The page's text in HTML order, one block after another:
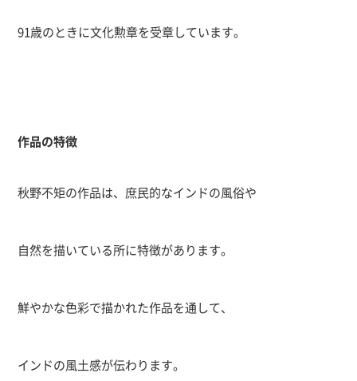
91歳のときに文化勲章を受章しています。
作品の特徴
秋野不矩の作品は、庶民的なインドの風俗や
自然を描いている所に特徴があります。
鮮やかな色彩で描かれた作品を通して、
インドの風土感が伝わります。